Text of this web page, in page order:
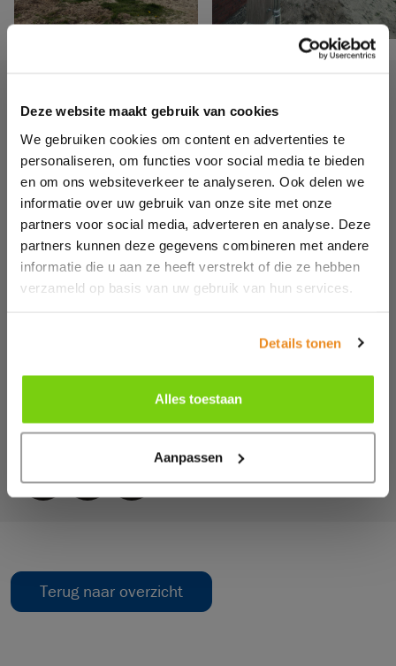
Deze website maakt gebruik van cookies
We gebruiken cookies om content en advertenties te
personaliseren, om functies voor social media te bieden
en om ons websiteverkeer te analyseren. Ook delen we
informatie over uw gebruik van onze site met onze
partners voor social media, adverteren en analyse. Deze
partners kunnen deze gegevens combineren met andere
informatie die u aan ze heeft verstrekt of die ze hebben
verzameld op basis van uw gebruik van hun services.
Details tonen
Alles toestaan
Aanpassen
Laat je e-mailadres achter en wij nemen zo snel mogelijk
contact met je op om de mogelijkheden met je te
bespreken.
Ik ga akkoord met de privacyverklaring
Deze site wordt beveiligd door reCAPTCHA. Hierop zijn de GooglePrivacy Policyen
Of volg ons op social media
Terug naar overzicht